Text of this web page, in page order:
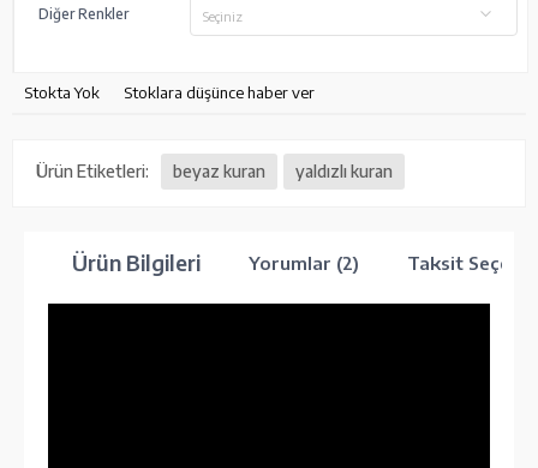
Diğer Renkler Seçiniz
Stokta Yok Stoklara düşünce haber ver
Ürün Etiketleri: beyaz kuran yaldızlı kuran
Ürün Bilgileri Yorumlar (2) Taksit